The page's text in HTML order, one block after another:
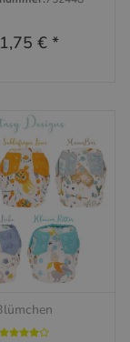
€ *